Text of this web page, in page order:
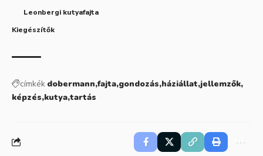
Leonbergi kutyafajta
Kiegészítők
címkék dobermann fajta gondozás háziállat jellemzők
képzés kutya tartás